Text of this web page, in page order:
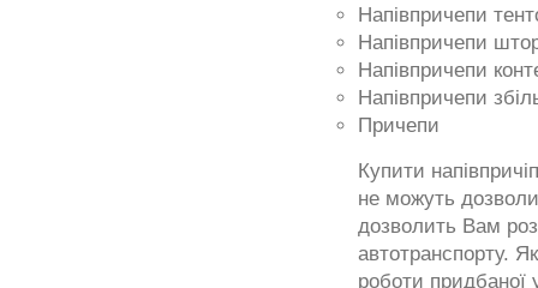
Напівпричепи
Напівпричепи
Напівпричепи
Напівпричепи
Причепи
Купити
не можуть
дозволить Вам
автотранспорту.
роботи придбаної